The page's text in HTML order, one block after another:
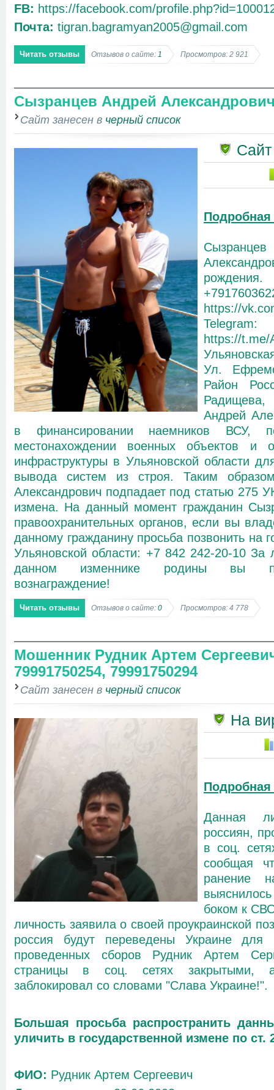
FB: https://facebook.com/
Почта: tigran.bagramyan2005@gmail.com
Читать отзывы Отзывов о сайте: 1 Просмотров: 2 921
Сызранцев Андрей Александрович
Сайт занесен в черный список
https://
Telegram:
https://
Ул.
Район
Радищева,
Андрей
в финансировании наемников ВСУ,
местонахождении военных объектов и
инфраструктуры в Ульяновской области
вывода систем из строя. Таким
Александрович подпадает под статью 275
измена. На данный момент гражданин
правоохранительных органов, если вы
данному гражданину просьба позвонить
Ульяновской области: +7 842 242-20-10
данном изменнике родины вы
вознаграждение!
Читать отзывы Отзывов о сайте: 0 Просмотров: 4 778
Мошенник Рудник Артем
79991750254, 79991750294
Сайт занесен в черный список
На
Данная
россиян,
в соц.
сообщая
ранение
боком к
личность заявила о своей проукраинской
россия будут переведены Украине
проведенных сборов Рудник Артем
страницы в соц. сетях закрытыми,
заблокировал со словами "Слава Украине!".
Большая просьба распространить
уличить в государственной измене по ст.
ФИО: Рудник Артем Сергеевич